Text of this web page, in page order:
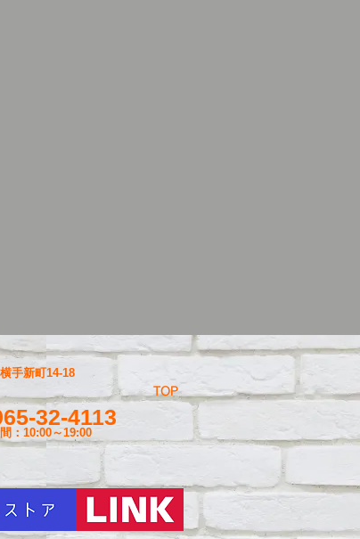
TOP
32-4113
：10:00～19:00
手新町14-18